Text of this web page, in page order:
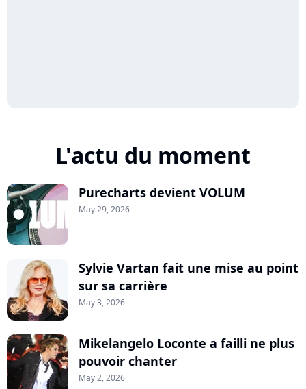
L'actu du moment
Purecharts devient VOLUM
May 29, 2026
Sylvie Vartan fait une mise au point
sur sa carrière
May 3, 2026
Mikelangelo Loconte a failli ne plus
pouvoir chanter
May 2, 2026